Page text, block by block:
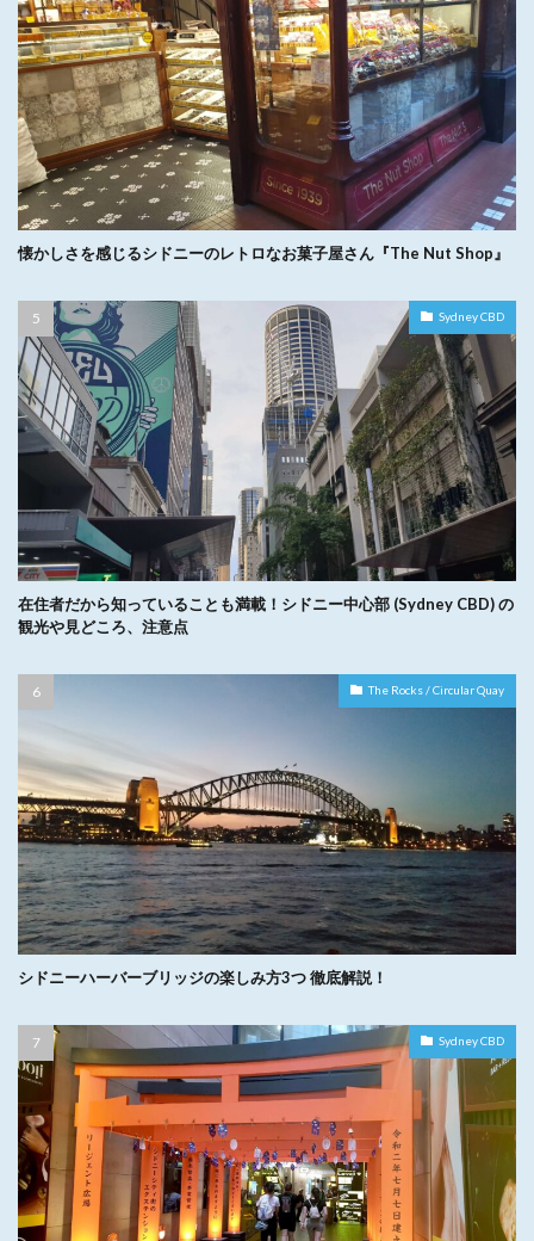
懐かしさを感じるシドニーのレトロなお菓子屋さん『The Nut Shop』
Sydney CBD
在住者だから知っていることも満載！シドニー中心部 (Sydney CBD) の
観光や見どころ、注意点
The Rocks / Circular Quay
シドニーハーバーブリッジの楽しみ方3つ 徹底解説！
Sydney CBD